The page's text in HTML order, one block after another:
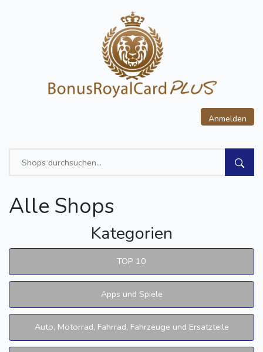
Anmelden
Alle Shops
Kategorien
TOP 10
Apps und Spiele
Auto, Motorrad, Fahrrad, Fahrzeuge und Ersatzteile